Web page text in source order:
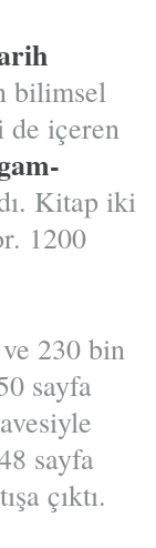
bilimsel
de içeren
Kitap iki
1200
230 bin
sayfa
sayfa
çıktı.